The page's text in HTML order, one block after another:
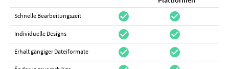
Schnelle Bearbeitungszeit check_circle check_circle
Individuelle Designs check_circle check_circle
Erhalt gängiger Dateiformate check_circle check_circle